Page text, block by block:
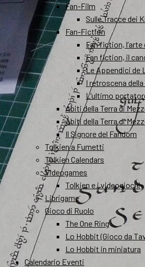
Fan-Film
Sulle Tracce dei
Fan-Fiction
Fan fiction,
Fan fiction, il
Le Appendici de
I retroscena
L’ultimo
Abiti della Terra di
Abiti della Terra di
Il Signore del Fandom
Tolkien a Fumetti
Tolkien Calendars
Videogames
Tolkien e i videogiochi
Librigame
Gioco di Ruolo
The One Ring
Lo Hobbit (Gioco da
Lo Hobbit in miniatura
Calendario Eventi